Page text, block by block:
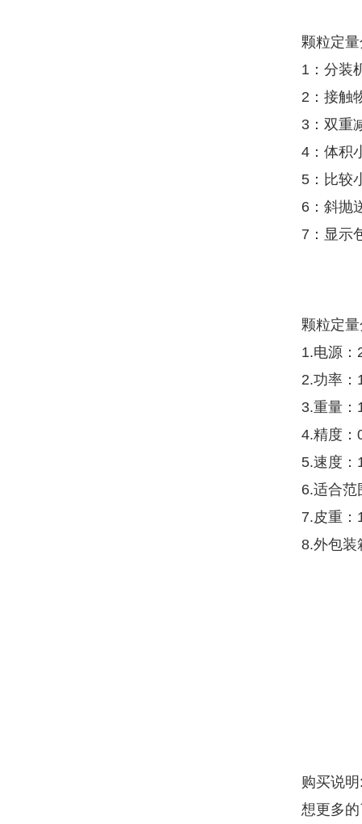
颗粒定
1：分装
2：接触
3：双重
4：体积
5：比较
6：斜抛
7：显示
颗粒定
1.电源：
2.功率：
3.重量：
4.精度：
5.速度：
6.适合范
7.皮重：
8.外包装
购买说明
想更多